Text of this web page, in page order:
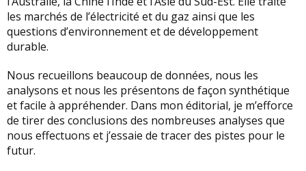
les marchés de l’électricité et du gaz ainsi que les
questions d’environnement et de développement
durable.
Nous recueillons beaucoup de données, nous les
analysons et nous les présentons de façon synthétique
et facile à appréhender. Dans mon éditorial, je m’efforce
de tirer des conclusions des nombreuses analyses que
nous effectuons et j’essaie de tracer des pistes pour le
futur.